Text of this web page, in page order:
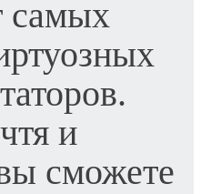
самых
и
сможете